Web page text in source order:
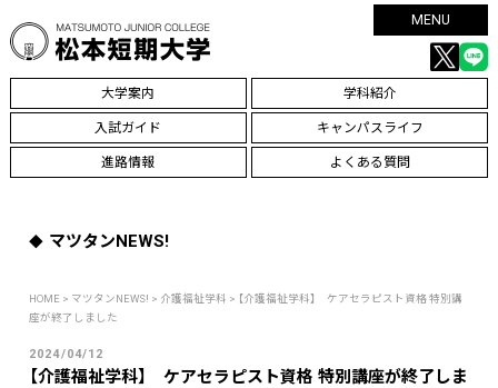
MENU
大学案内 学科紹介
入試ガイド キャンパスライフ
進路情報 よくある質問
マツタンNEWS!
HOME > マツタンNEWS! > 介護福祉学科 > 【介護福祉学科】 ケアセラピスト資格 特別講
座が終了しました
2024/04/12
【介護福祉学科】 ケアセラピスト資格 特別講座が終了しま